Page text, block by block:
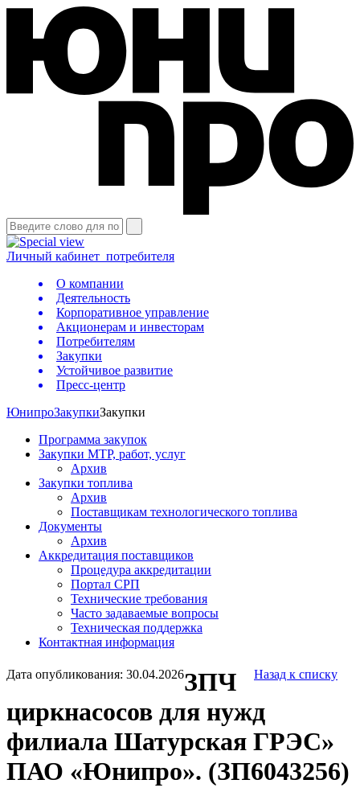
Личный кабинет потребителя
О компании
Деятельность
Корпоративное управление
Акционерам и инвесторам
Потребителям
Закупки
Устойчивое развитие
Пресс-центр
ЮнипроЗакупкиЗакупки
Программа закупок
Закупки МТР, работ, услуг
Архив
Закупки топлива
Архив
Поставщикам технологического топлива
Документы
Архив
Аккредитация поставщиков
Процедура аккредитации
Портал СРП
Технические требования
Часто задаваемые вопросы
Техническая поддержка
Контактная информация
Дата опубликования: 30.04.2026 Назад к списку
ЗПЧ
циркнасосов для нужд
филиала Шатурская ГРЭС»
ПАО «Юнипро». (ЗП6043256)